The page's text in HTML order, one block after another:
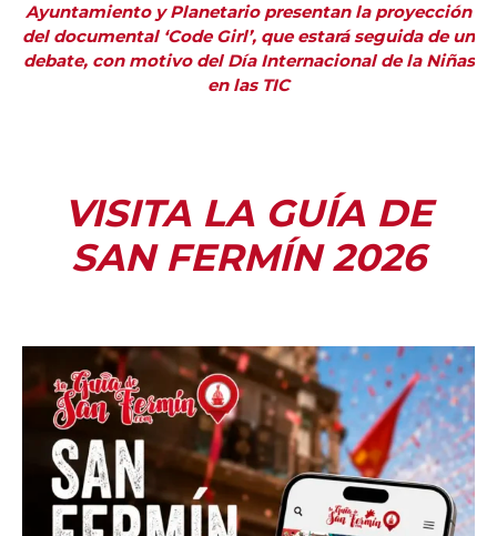
Ayuntamiento y Planetario presentan la proyección
del documental ‘Code Girl’, que estará seguida de un
debate, con motivo del Día Internacional de la Niñas
en las TIC
VISITA LA GUÍA DE
SAN FERMÍN 2026